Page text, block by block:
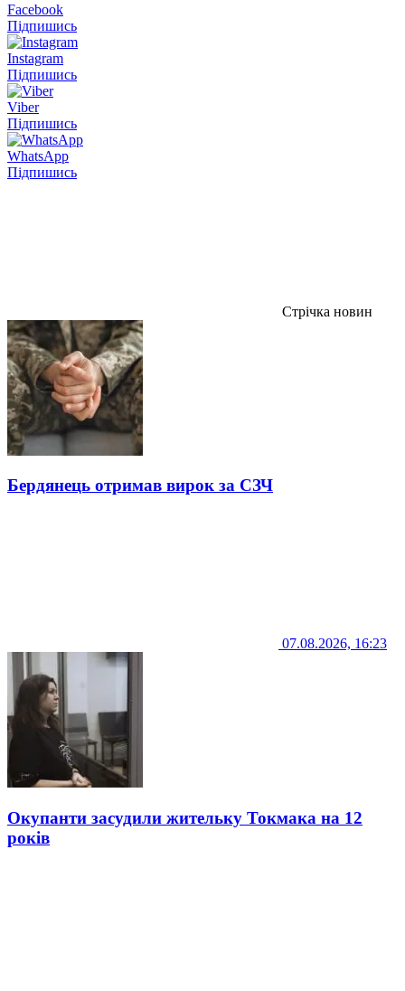
Facebook
Підпишись
Instagram
Підпишись
Viber
Підпишись
WhatsApp
Підпишись
Стрічка новин
Бердянець отримав вирок за СЗЧ
07.08.2026, 16:23
Окупанти засудили жительку Токмака на 12
років